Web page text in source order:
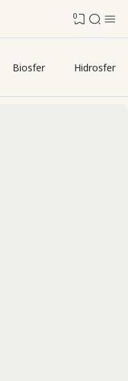
0
Biosfer Hidrosfer